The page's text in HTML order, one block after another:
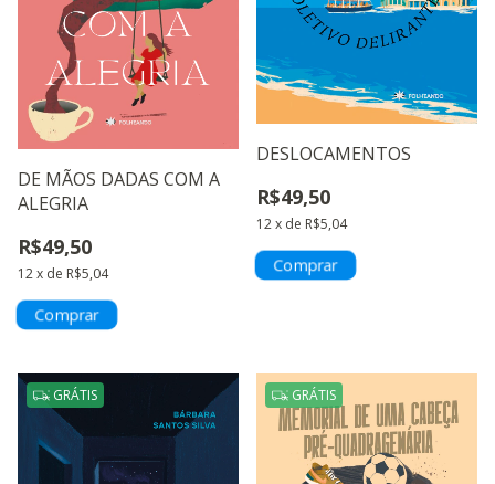
DE MÃOS DADAS COM A
ALEGRIA
R$49,50
12x de R$5,04
DESLOCAMENTOS
R$49,50
12x de R$5,04
GRÁTIS GRÁTIS